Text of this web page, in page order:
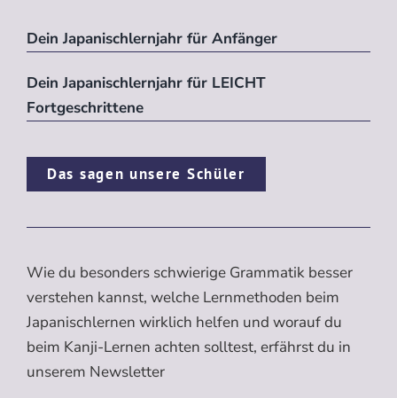
Dein Japanischlernjahr für Anfänger
Dein Japanischlernjahr für LEICHT
Fortgeschrittene
Das sagen unsere Schüler
Wie du besonders schwierige Grammatik besser
verstehen kannst, welche Lernmethoden beim
Japanischlernen wirklich helfen und worauf du
beim Kanji-Lernen achten solltest, erfährst du in
unserem Newsletter